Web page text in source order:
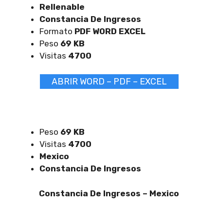
Rellenable
Constancia De Ingresos
Formato PDF WORD EXCEL
Peso 69 KB
Visitas 4700
ABRIR WORD – PDF – EXCEL
Peso 69 KB
Visitas 4700
Mexico
Constancia De Ingresos
Constancia De Ingresos – Mexico